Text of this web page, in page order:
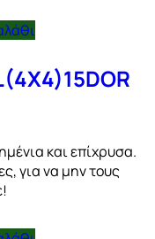
και επίχρυσα.
για να μην τους